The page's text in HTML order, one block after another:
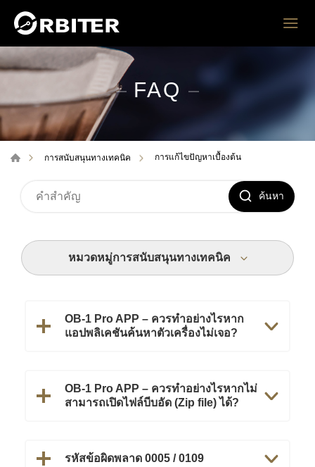
FAQ
การสนับสนุนทางเทคนิค การแก้ไขปัญหาเบื้องต้น
ค้นหา
หมวดหมู่การสนับสนุนทางเทคนิค
OB-1 Pro APP – ควรทำอย่างไรหาก
แอปพลิเคชันค้นหาตัวเครื่องไม่เจอ?
OB-1 Pro APP – ควรทำอย่างไรหากไม่
สามารถเปิดไฟล์บีบอัด (Zip file) ได้?
รหัสข้อผิดพลาด 0005 / 0109